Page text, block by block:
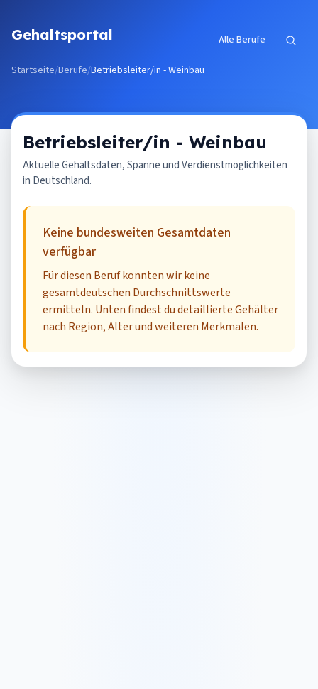
Gehaltsportal Alle Berufe
Startseite/Berufe/Betriebsleiter/in - Weinbau
Betriebsleiter/in - Weinbau
Aktuelle Gehaltsdaten, Spanne und Verdienstmöglichkeiten
in Deutschland.
Keine bundesweiten Gesamtdaten
verfügbar
Für diesen Beruf konnten wir keine
gesamtdeutschen Durchschnittswerte
ermitteln. Unten findest du detaillierte Gehälter
nach Region, Alter und weiteren Merkmalen.